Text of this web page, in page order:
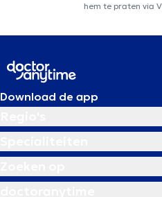
hem te praten via
Download de app